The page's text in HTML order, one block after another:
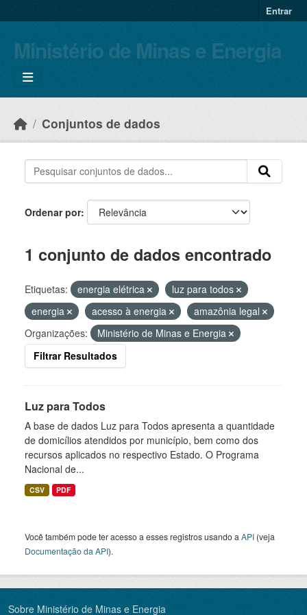
Entrar
Ministério de Minas e Energia
Conjuntos de dados
Ordenar por
1 conjunto de dados encontrado
Etiquetas: energia elétrica
luz para todos
energia
acesso à energia
amazônia legal
Organizações:
Ministério de Minas e Energia
Filtrar Resultados
Luz para Todos
A base de dados Luz para Todos apresenta a quantidade
de domicílios atendidos por município, bem como dos
recursos aplicados no respectivo Estado. O Programa
Nacional de...
CSV PDF
Você também pode ter acesso a esses registros usando a API (veja
Documentação da API).
Sobre Ministério de Minas e Energia